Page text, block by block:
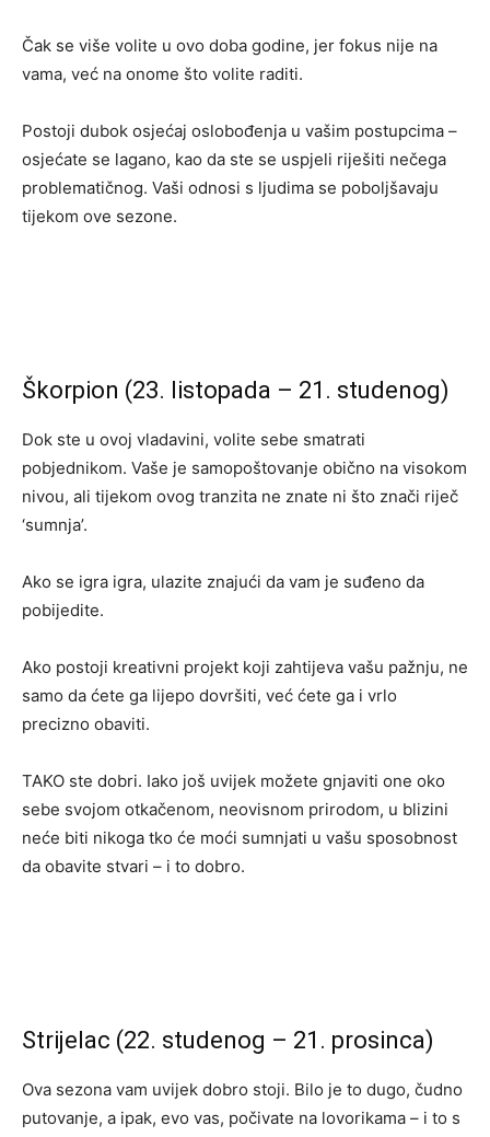
Čak se više volite u ovo doba godine, jer fokus nije na
vama, već na onome što volite raditi.
Postoji dubok osjećaj oslobođenja u vašim postupcima –
osjećate se lagano, kao da ste se uspjeli riješiti nečega
problematičnog. Vaši odnosi s ljudima se poboljšavaju
tijekom ove sezone.
Škorpion (23. listopada – 21. studenog)
Dok ste u ovoj vladavini, volite sebe smatrati
pobjednikom. Vaše je samopoštovanje obično na visokom
nivou, ali tijekom ovog tranzita ne znate ni što znači riječ
‘sumnja’.
Ako se igra igra, ulazite znajući da vam je suđeno da
pobijedite.
Ako postoji kreativni projekt koji zahtijeva vašu pažnju, ne
samo da ćete ga lijepo dovršiti, već ćete ga i vrlo
precizno obaviti.
TAKO ste dobri. Iako još uvijek možete gnjaviti one oko
sebe svojom otkačenom, neovisnom prirodom, u blizini
neće biti nikoga tko će moći sumnjati u vašu sposobnost
da obavite stvari – i to dobro.
Strijelac (22. studenog – 21. prosinca)
Ova sezona vam uvijek dobro stoji. Bilo je to dugo, čudno
putovanje, a ipak, evo vas, počivate na lovorikama – i to s